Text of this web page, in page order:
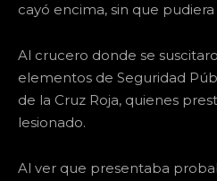
cayó encima, sin que pudiera
Al crucero donde se
elementos de Seguridad
de la Cruz Roja, quienes
lesionado.
Al ver que presentaba